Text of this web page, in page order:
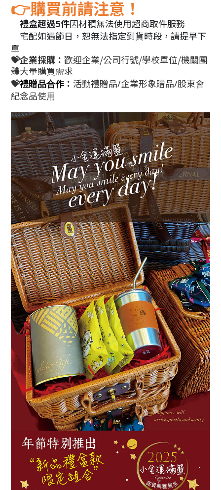
👉購買前請注意！
💝禮盒超過5件因材積無法使用超商取件服務
宅配如遇節日，恕無法指定到貨時段 ，請提早下
單
💝企業採購： 歡迎企業/公司行號/學校單位/機關團
體大量購買需求
💝禮贈品合作： 活動禮贈品/企業形象贈品/股東會
紀念品使用